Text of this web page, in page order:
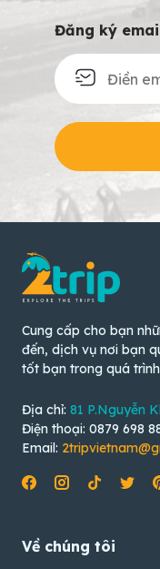
Đăng ký
Cung cấp cho bạn
đến, dịch vụ nơi bạn
tốt bạn trong quá
Địa chỉ: 81 P.Nguyễn
Điện thoại: 0879 698
Email:
Về chúng tôi